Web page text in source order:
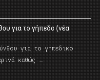
για το γήπεδο (νέα
για το γηπεδικο
καθώς …